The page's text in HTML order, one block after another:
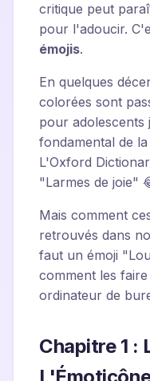
critique peut
pour l'adoucir.
émojis.
En quelques
colorées sont
pour adolescents
fondamental de
L'Oxford
"Larmes de joie"
Mais comment
retrouvés dans
faut un émoji
comment les
ordinateur de
Chapitre 1 :